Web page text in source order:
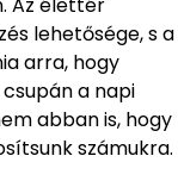
Az élettér
lehetősége, s a
arra, hogy
a napi
abban is, hogy
számukra.